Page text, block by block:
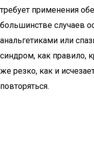
требует применения
большинстве случаев
анальгетиками или
синдром, как правило,
же резко, как и
повторяться.